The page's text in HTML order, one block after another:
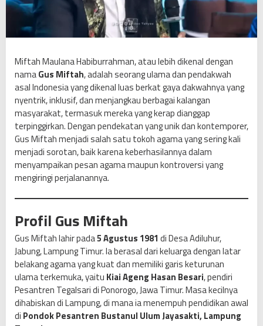
o
n
t
e
m
p
o
r
e
r
a
g
v
r
a
l
K
a
Miftah Maulana Habiburrahman, atau lebih dikenal dengan
namaGus Miftah, adalah seorang ulama dan pendakwah
asal Indonesia yang dikenal luas berkat gaya dakwahnya yang
nyentrik, inklusif, dan menjangkau berbagai kalangan
masyarakat, termasuk mereka yang kerap dianggap
terpinggirkan. Dengan pendekatan yang unik dan kontemporer,
Gus Miftah menjadi salah satu tokoh agama yang sering kali
menjadi sorotan, baik karena keberhasilannya dalam
menyampaikan pesan agama maupun kontroversi yang
mengiringi perjalanannya.
Profil Gus Miftah
Gus Miftah lahir pada5 Agustus 1981 di Desa Adiluhur,
Jabung, Lampung Timur. Ia berasal dari keluarga dengan latar
belakang agama yang kuat dan memiliki garis keturunan
ulama terkemuka, yaitu Kiai Ageng Hasan Besari, pendiri
Pesantren Tegalsari di Ponorogo, Jawa Timur. Masa kecilnya
dihabiskan di Lampung, di mana ia menempuh pendidikan awal
di Pondok Pesantren Bustanul Ulum Jayasakti, Lampung